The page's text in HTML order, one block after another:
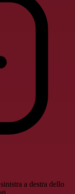
a destra dello